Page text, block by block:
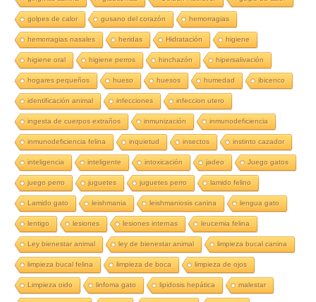
golpes de calor gusano del corazón hemorragias
hemorragias nasales heridas Hidratación higiene
higiene oral higiene perros hinchazón hipersalivación
hogares pequeños hueso huesos humedad ibicenco
identificación animal infecciones infeccion utero
ingesta de cuerpos extraños inmunización inmunodeficiencia
inmunodeficiencia felina inquietud insectos instinto cazador
inteligencia inteligente intoxicación jadeo Juego gatos
juego perro juguetes juguetes perro lamido felino
Lamido gato leishmania leishmaniosis canina lengua gato
lentigo lesiones lesiones internas leucemia felina
Ley bienestar animal ley de bienestar animal limpieza bucal canina
limpieza bucal felina limpieza de boca limpieza de ojos
Limpieza oido linfoma gato lipidosis hepática malestar